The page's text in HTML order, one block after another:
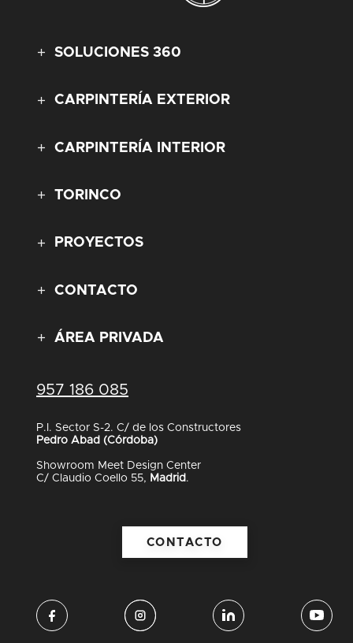
SOLUCIONES 360
CARPINTERÍA EXTERIOR
CARPINTERÍA INTERIOR
TORINCO
PROYECTOS
CONTACTO
ÁREA PRIVADA
957 186 085
P.I. Sector S-2. C/ de los Constructores
Pedro Abad (Córdoba)
Showroom Meet Design Center
C/ Claudio Coello 55, Madrid .
CONTACTO